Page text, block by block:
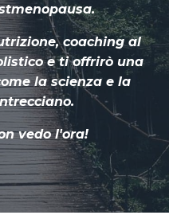
coaching al
e ti offrirò una
la scienza e la
vedo l'ora!